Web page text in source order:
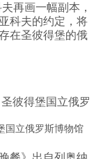
再画一幅副本，
科夫的约定，将
在圣彼得堡的俄
国立俄罗斯博物馆